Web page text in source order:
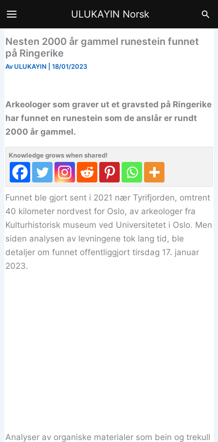
ULUKAYIN Norsk Søk
Nesten 2000 år gammel runestein funnet
på Ringerike
Av ULUKAYIN |18/01/2023
Arkeologer som graver ut et gravsted på Ringerike
har funnet en runestein som de anslår er rundt
2000 år gammel.
Knowledge grows when shared!
Funnet ble gjort sent i 2021 nær Tyrifjorden, omtrent
40 kilometer nordvest for Oslo, av arkeologer fra
Kulturhistorisk museum ved Universitetet i Oslo. Men
siden analysen av levningene tok lang tid, ble
detaljer om funnet offentliggjort tirsdag 17. januar
2023.
Analyser av organiske materialer som bein og trekull